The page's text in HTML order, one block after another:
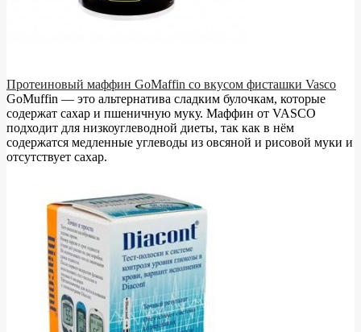
Протеиновый маффин GoMaffin со вкусом фисташки Vasco
GoMuffin — это альтернатива сладким булочкам, которые
содержат сахар и пшеничную муку. Маффин от VASCO
подходит для низкоуглеводной диеты, так как в нём
содержатся медленные углеводы из овсяной и рисовой муки и
отсутствует сахар.